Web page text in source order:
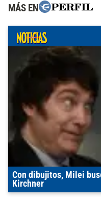
MÁS EN
Con dibujitos, Milei
Kirchner